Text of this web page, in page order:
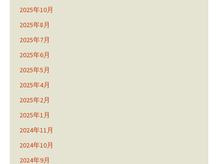
2025年10月
2025年8月
2025年7月
2025年6月
2025年5月
2025年4月
2025年2月
2025年1月
2024年11月
2024年10月
2024年9月